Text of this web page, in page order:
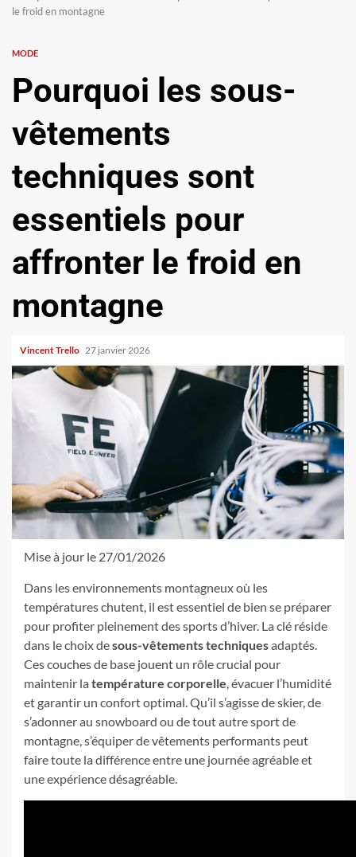
le froid en montagne
MODE
Pourquoi les sous-
vêtements
techniques sont
essentiels pour
affronter le froid en
montagne
Vincent Trello 27 janvier 2026
Mise à jour le 27/01/2026
Dans les environnements montagneux où les
températures chutent, il est essentiel de bien se préparer
pour profiter pleinement des sports d’hiver. La clé réside
dans le choix desous-vêtements techniquesadaptés.
Ces couches de base jouent un rôle crucial pour
maintenir la température corporelle, évacuer l’humidité
et garantir un confort optimal. Qu’il s’agisse de skier, de
s’adonner au snowboard ou de tout autre sport de
montagne, s’équiper de vêtements performants peut
faire toute la différence entre une journée agréable et
une expérience désagréable.